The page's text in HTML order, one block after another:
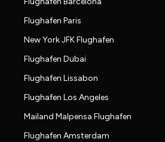
Flughafen Paris
New York JFK Flughafen
Flughafen Dubai
Flughafen Lissabon
Flughafen Los Angeles
Mailand Malpensa Flughafen
Flughafen Amsterdam